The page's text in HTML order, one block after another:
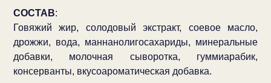
СОСТАВ:
Говяжий жир, солодовый экстракт, соевое масло,
дрожжи, вода, маннанолигосахариды, минеральные
добавки, молочная сыворотка, гуммиарабик,
консерванты, вкусоароматическая добавка.